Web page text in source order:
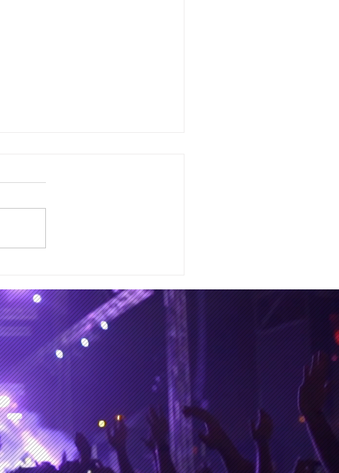
nueva canción de The
Avalanches, que cuenta con
la colaboración de Jamie xx